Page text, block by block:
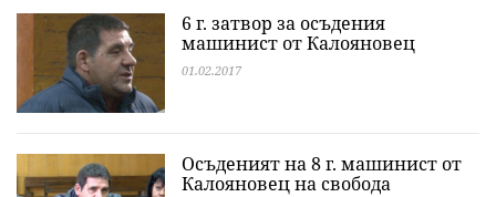
6 г. затвор за осъдения
машинист от Калояновец
01.02.2017
Осъденият на 8 г. машинист от
Калояновец на свобода